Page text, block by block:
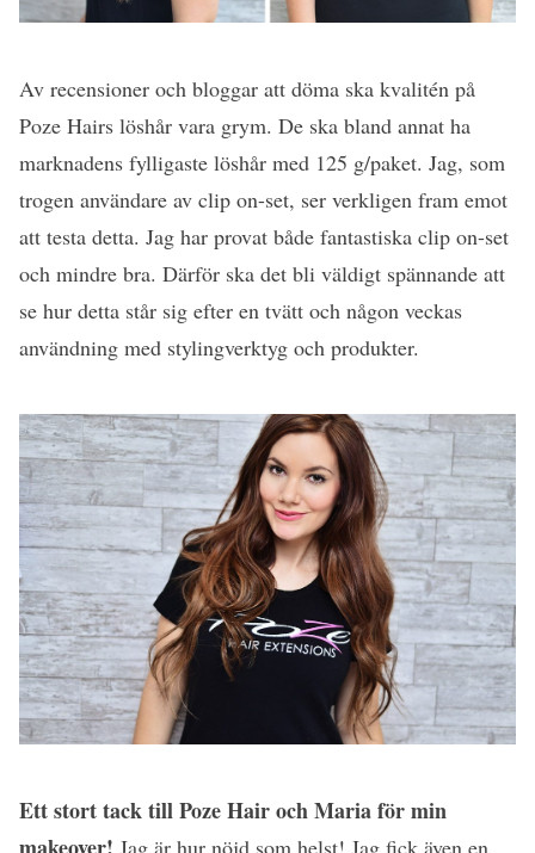
Av recensioner och bloggar att döma ska kvalitén på
Poze Hairs löshår vara grym. De ska bland annat ha
marknadens fylligaste löshår med 125 g/paket. Jag, som
trogen användare av clip on-set, ser verkligen fram emot
att testa detta. Jag har provat både fantastiska clip on-set
och mindre bra. Därför ska det bli väldigt spännande att
se hur detta står sig efter en tvätt och någon veckas
användning med stylingverktyg och produkter.
Ett stort tack till Poze Hair och Maria för min